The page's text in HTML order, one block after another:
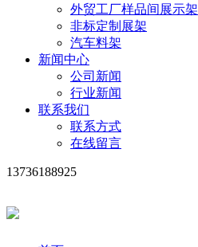
外贸工厂样品间展示架
非标定制展架
汽车料架
新闻中心
公司新闻
行业新闻
联系我们
联系方式
在线留言
13736188925